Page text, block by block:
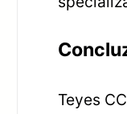
Teyes